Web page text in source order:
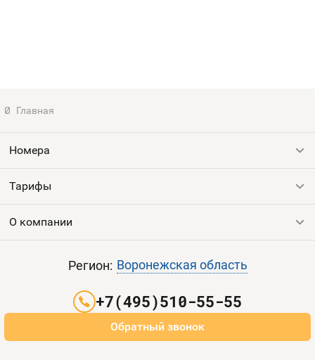
Номера
Все номера
Тарифы
Выгодные тарифы
О компании
Оплата и доставка
Регион: Воронежская область
+7(495)510-55-55
Обратный звонок